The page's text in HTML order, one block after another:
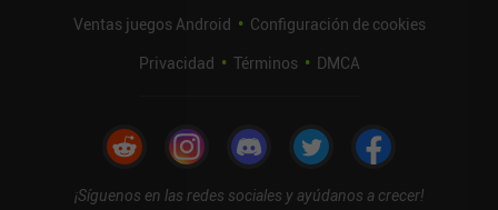
Ventas juegos Android
Configuración de cookies
Privacidad
Términos DMCA
¡Síguenos en las redes sociales y ayúdanos a crecer!